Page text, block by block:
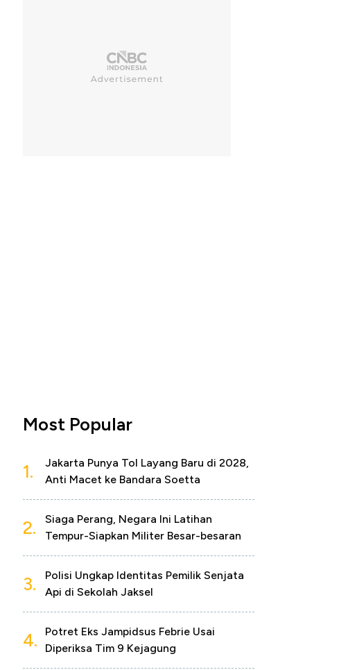
Most Popular
1.
Jakarta Punya Tol Layang Baru di 2028,
Anti Macet ke Bandara Soetta
2.
Siaga Perang, Negara Ini Latihan
Tempur-Siapkan Militer Besar-besaran
3.
Polisi Ungkap Identitas Pemilik Senjata
Api di Sekolah Jaksel
4.
Potret Eks Jampidsus Febrie Usai
Diperiksa Tim 9 Kejagung